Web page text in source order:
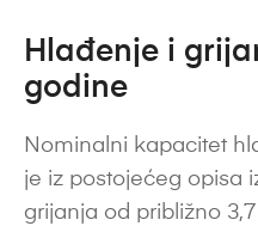
Hlađenje i
godine
Nominalni kapacitet
je iz postojećeg opisa
grijanja od približno